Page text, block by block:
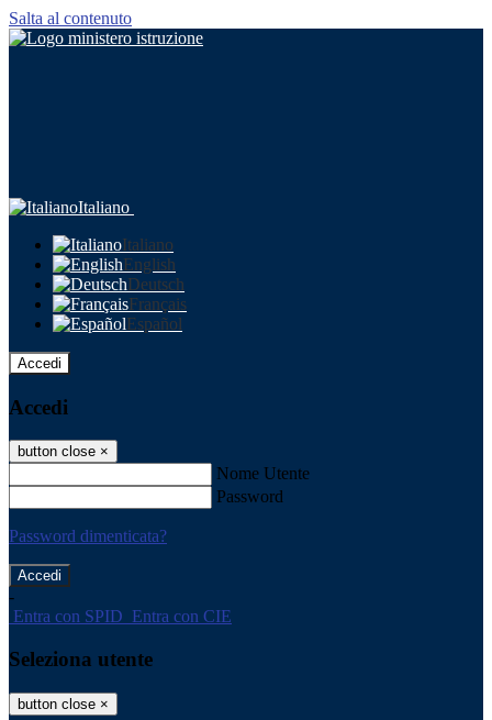
Salta al contenuto
Italiano
Italiano
English
Deutsch
Français
Español
Accedi
Accedi
button close ×
Nome Utente
Password
Password dimenticata?
-
Entra con SPID Entra con CIE
Seleziona utente
button close ×